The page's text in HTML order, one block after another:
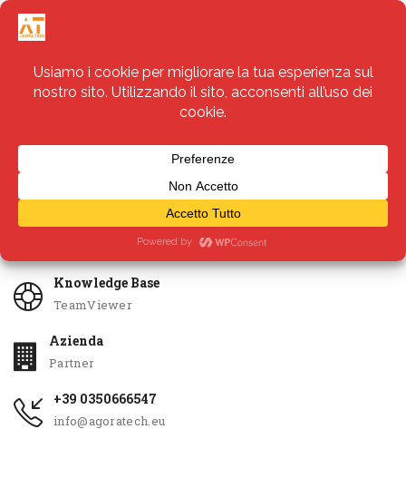
Servizi
Knowledge Base
TeamViewer
Azienda
Partner
+39 0350666547
info@agoratech.eu